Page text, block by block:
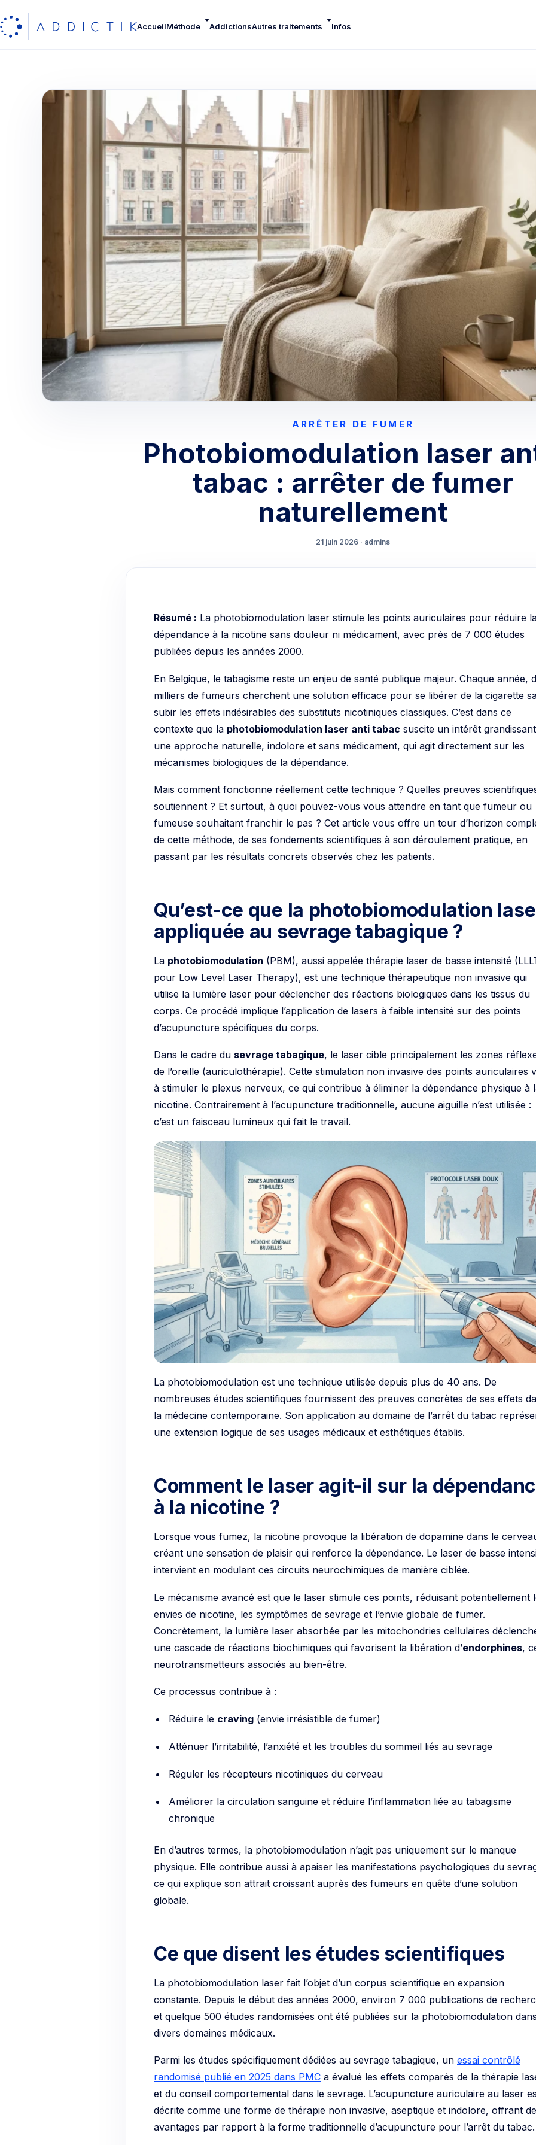
AccueilMéthode Addictions Autres traitements Infos
ARRÊTER DE FUMER
Photobiomodulation laser
tabac : arrêter de fumer
naturellement
21 juin 2026 · admins
Résumé : La photobiomodulation laser stimule les points auriculaires pour réduire
dépendance à la nicotine sans douleur ni médicament, avec près de 7 000 études
publiées depuis les années 2000.
En Belgique, le tabagisme reste un enjeu de santé publique majeur. Chaque année,
milliers de fumeurs cherchent une solution efficace pour se libérer de la cigarette
subir les effets indésirables des substituts nicotiniques classiques. C’est dans ce
contexte que la photobiomodulation laser anti tabac suscite un intérêt
une approche naturelle, indolore et sans médicament, qui agit directement sur les
mécanismes biologiques de la dépendance.
Mais comment fonctionne réellement cette technique ? Quelles preuves
soutiennent ? Et surtout, à quoi pouvez-vous vous attendre en tant que fumeur ou
fumeuse souhaitant franchir le pas ? Cet article vous offre un tour d’horizon
de cette méthode, de ses fondements scientifiques à son déroulement pratique, en
passant par les résultats concrets observés chez les patients.
Qu’est-ce que la photobiomodulation
appliquée au sevrage tabagique ?
La photobiomodulation (PBM), aussi appelée thérapie laser de basse intensité
pour Low Level Laser Therapy), est une technique thérapeutique non invasive qui
utilise la lumière laser pour déclencher des réactions biologiques dans les tissus du
corps. Ce procédé implique l’application de lasers à faible intensité sur des points
d’acupuncture spécifiques du corps.
Dans le cadre du sevrage tabagique , le laser cible principalement les zones
de l’oreille (auriculothérapie). Cette stimulation non invasive des points auriculaires
à stimuler le plexus nerveux, ce qui contribue à éliminer la dépendance physique à
nicotine. Contrairement à l’acupuncture traditionnelle, aucune aiguille n’est utilisée :
c’est un faisceau lumineux qui fait le travail.
La photobiomodulation est une technique utilisée depuis plus de 40 ans. De
nombreuses études scientifiques fournissent des preuves concrètes de ses effets
la médecine contemporaine. Son application au domaine de l’arrêt du tabac
une extension logique de ses usages médicaux et esthétiques établis.
Comment le laser agit-il sur la
à la nicotine ?
Lorsque vous fumez, la nicotine provoque la libération de dopamine dans le
créant une sensation de plaisir qui renforce la dépendance. Le laser de basse
intervient en modulant ces circuits neurochimiques de manière ciblée.
Le mécanisme avancé est que le laser stimule ces points, réduisant potentiellement
envies de nicotine, les symptômes de sevrage et l’envie globale de fumer.
Concrètement, la lumière laser absorbée par les mitochondries cellulaires
une cascade de réactions biochimiques qui favorisent la libération d’endorphines ,
neurotransmetteurs associés au bien-être.
Ce processus contribue à :
Réduire le craving(envie irrésistible de fumer)
Atténuer l’irritabilité, l’anxiété et les troubles du sommeil liés au sevrage
Réguler les récepteurs nicotiniques du cerveau
Améliorer la circulation sanguine et réduire l’inflammation liée au tabagisme
chronique
En d’autres termes, la photobiomodulation n’agit pas uniquement sur le manque
physique. Elle contribue aussi à apaiser les manifestations psychologiques du
ce qui explique son attrait croissant auprès des fumeurs en quête d’une solution
globale.
Ce que disent les études scientifiques
La photobiomodulation laser fait l’objet d’un corpus scientifique en expansion
constante. Depuis le début des années 2000, environ 7 000 publications de
et quelque 500 études randomisées ont été publiées sur la photobiomodulation
divers domaines médicaux.
Parmi les études spécifiquement dédiées au sevrage tabagique, un essai contrôlé
randomisé publié en 2025 dans PMC a évalué les effets comparés de la thérapie
et du conseil comportemental dans le sevrage. L’acupuncture auriculaire au laser
décrite comme une forme de thérapie non invasive, aseptique et indolore, offrant
avantages par rapport à la forme traditionnelle d’acupuncture pour l’arrêt du tabac.